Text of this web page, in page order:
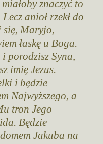
znaczyć to
anioł rzekł do
Maryjo,
łaskę u Boga.
porodzisz Syna,
imię Jezus.
i będzie
Najwyższego, a
tron Jego
Będzie
Jakuba na